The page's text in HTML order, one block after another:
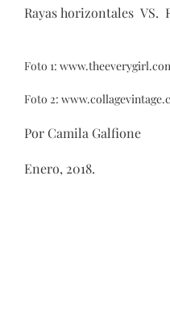
Rayas horizontales VS.
Foto 1:
Foto 2:
Por Camila Galfione
Enero, 2018.